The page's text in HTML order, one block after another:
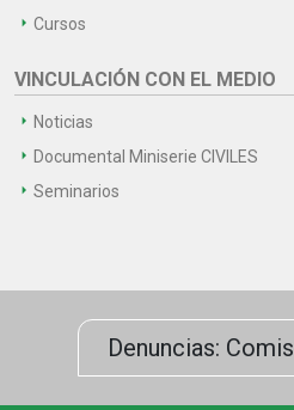
Cursos
VINCULACIÓN CON EL MEDIO
Noticias
Documental Miniserie CIVILES
Seminarios
Denuncias: